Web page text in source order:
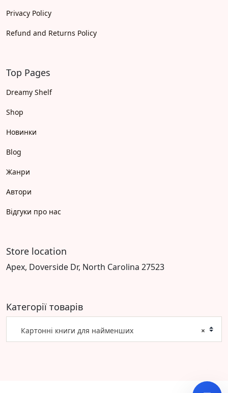
Privacy Policy
Refund and Returns Policy
Top Pages
Dreamy Shelf
Shop
Новинки
Blog
Жанри
Автори
Відгуки про нас
Store location
Apex, Doverside Dr, North Carolina 27523
Категорії товарів
×
Картонні книги для найменших